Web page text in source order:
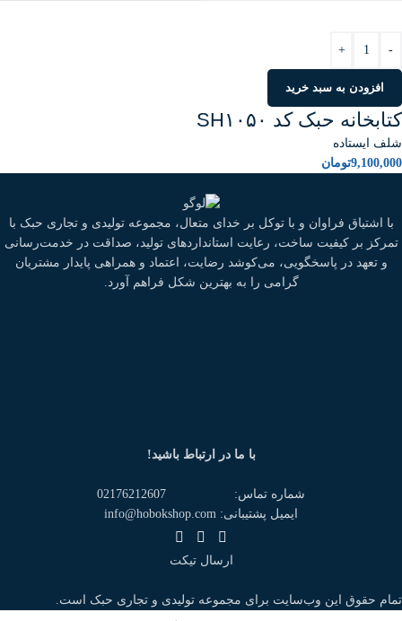
-
+
افزودن به سبد خرید
کتابخانه حبک کد SH۱۰۵۰
شلف ایستاده
9,100,000تومان
با اشتیاق فراوان و با توکل بر خدای متعال، مجموعه تولیدی و تجاری حبک با
تمرکز بر کیفیت ساخت، رعایت استانداردهای تولید، صداقت در خدمت‌رسانی
و تعهد در پاسخگویی، می‌کوشد رضایت، اعتماد و همراهی پایدار مشتریان
گرامی را به بهترین شکل فراهم آورد.
با ما در ارتباط باشید!
شماره تماس: 02176212607
ایمیل پشتیبانی: info@hobokshop.com
ارسال تیکت
تمام حقوق اين وب‌سايت برای مجموعه تولیدی و تجاری حبک است.